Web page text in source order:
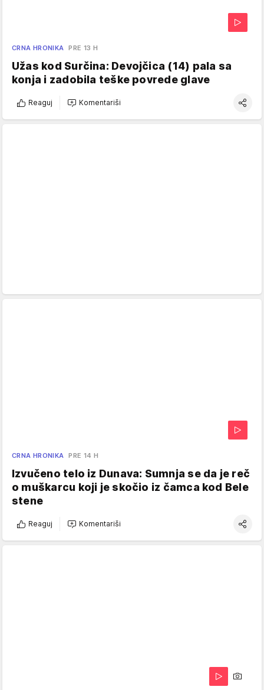
CRNA HRONIKA PRE 13 H
Užas kod Surčina: Devojčica (14) pala sa
konja i zadobila teške povrede glave
Reaguj Komentariši
CRNA HRONIKA PRE 14 H
Izvučeno telo iz Dunava: Sumnja se da je reč
o muškarcu koji je skočio iz čamca kod Bele
stene
Reaguj Komentariši